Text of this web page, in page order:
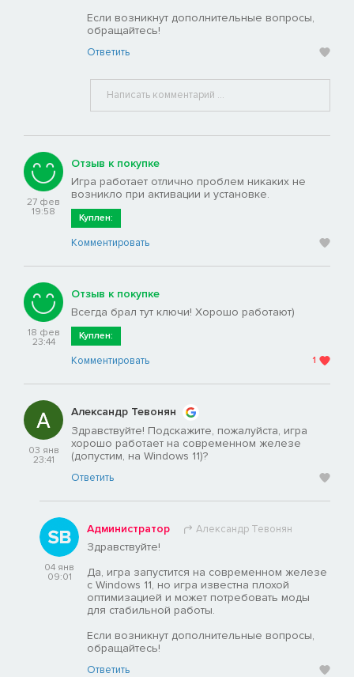
Если возникнут дополнительные вопросы,
обращайтесь!
Ответить
27 фев
19:58
Отзыв к покупке
Игра работает отлично проблем никаких не
возникло при активации и установке.
Куплен:
Комментировать
18 фев
23:44
Отзыв к покупке
Всегда брал тут ключи! Хорошо работают)
Куплен:
Комментировать 1
03 янв
23:41
Александр Тевонян
Здравствуйте! Подскажите, пожалуйста, игра
хорошо работает на современном железе
(допустим, на Windows 11)?
Ответить
04 янв
09:01
Администратор Александр Тевонян
Здравствуйте!
Да, игра запустится на современном железе
с Windows 11, но игра известна плохой
оптимизацией и может потребовать моды
для стабильной работы.
Если возникнут дополнительные вопросы,
обращайтесь!
Ответить